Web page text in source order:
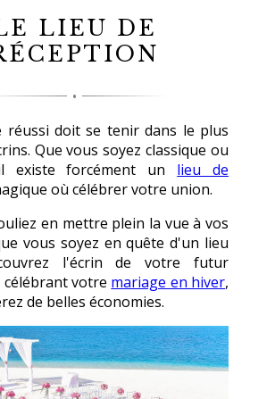
LIEU DE
réussi doit se tenir dans le plus
Que vous soyez classique ou
existe forcément un lieu de
où célébrer votre union.
en mettre plein la vue à vos
vous soyez en quête d'un lieu
l'écrin de votre futur
célébrant votre mariage en hiver,
de belles économies.